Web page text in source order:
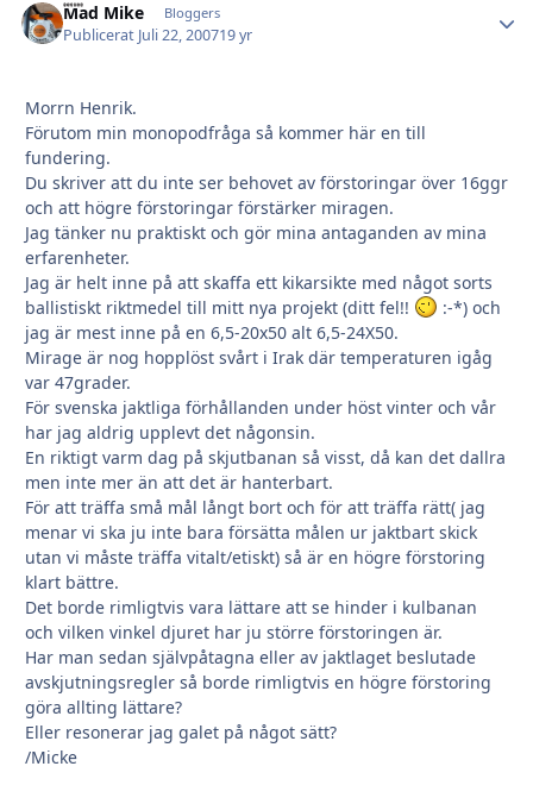
Mad Mike Bloggers
Publicerat Juli 22, 200719 yr
Morrn Henrik.
Förutom min monopodfråga så kommer här en till
fundering.
Du skriver att du inte ser behovet av förstoringar över 16ggr
och att högre förstoringar förstärker miragen.
Jag tänker nu praktiskt och gör mina antaganden av mina
erfarenheter.
Jag är helt inne på att skaffa ett kikarsikte med något sorts
ballistiskt riktmedel till mitt nya projekt (ditt fel!!
:-*) och
jag är mest inne på en 6,5-20x50 alt 6,5-24X50.
Mirage är nog hopplöst svårt i Irak där temperaturen igåg
var 47grader.
För svenska jaktliga förhållanden under höst vinter och vår
har jag aldrig upplevt det någonsin.
En riktigt varm dag på skjutbanan så visst, då kan det dallra
men inte mer än att det är hanterbart.
För att träffa små mål långt bort och för att träffa rätt( jag
menar vi ska ju inte bara försätta målen ur jaktbart skick
utan vi måste träffa vitalt/etiskt) så är en högre förstoring
klart bättre.
Det borde rimligtvis vara lättare att se hinder i kulbanan
och vilken vinkel djuret har ju större förstoringen är.
Har man sedan självpåtagna eller av jaktlaget beslutade
avskjutningsregler så borde rimligtvis en högre förstoring
göra allting lättare?
Eller resonerar jag galet på något sätt?
/Micke